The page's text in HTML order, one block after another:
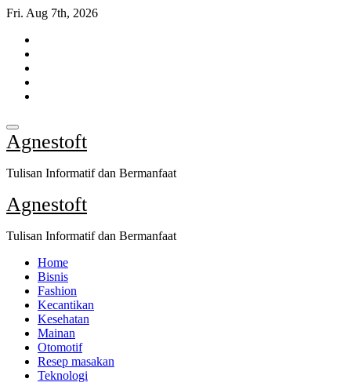
Skip
content
Fri. Aug 7th, 2026
Agnestoft
Tulisan Informatif dan Bermanfaat
Agnestoft
Tulisan Informatif dan Bermanfaat
Home
Bisnis
Fashion
Kecantikan
Kesehatan
Mainan
Otomotif
Resep masakan
Teknologi